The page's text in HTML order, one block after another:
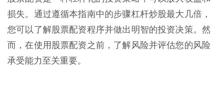
损失。通过遵循本指南中的步骤杠杆炒股最大几倍，
您可以了解股票配资程序并做出明智的投资决策。然
而，在使用股票配资之前，了解风险并评估您的风险
承受能力至关重要。